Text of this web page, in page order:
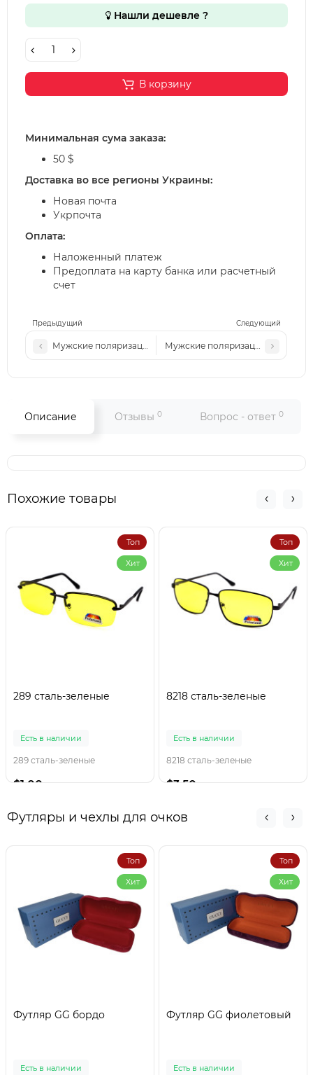
Предыдущий Следующий
Мужские поляризационные солнцезащитные очки RB P02
Мужские поляризационные
Нашли дешевле ?
В корзину
Минимальная сума заказа:
50 $
Доставка во все регионы Украины:
Новая почта
Укрпочта
Оплата:
Наложенный платеж
Предоплата на карту банка или расчетный
счет
Описание Отзывы 0 Вопрос - ответ 0
Похожие товары
Топ
Хит
289 сталь-зеленые
Есть в наличии
289 сталь-зеленые
$1.00
Топ
Хит
8218 сталь-зеленые
Есть в наличии
8218 сталь-зеленые
$3.50
Футляры и чехлы для очков
Топ
Хит
Футляр GG бордо
Есть в наличии
Топ
Хит
Футляр GG фиолетовый
Есть в наличии